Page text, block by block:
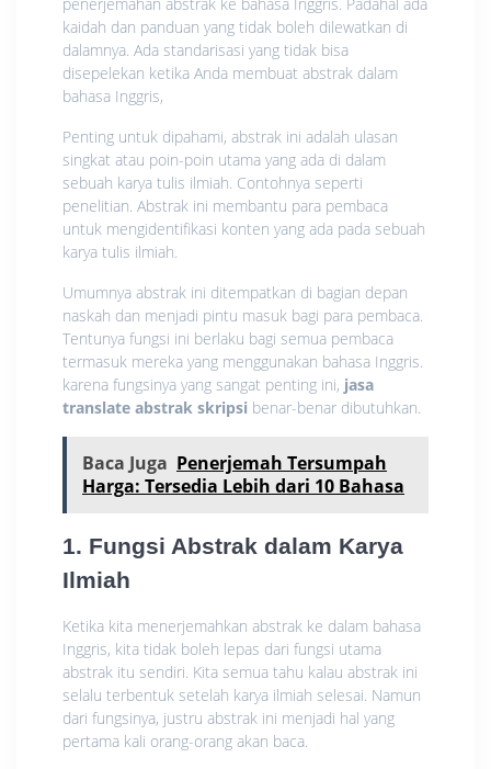
kaidah dan panduan yang tidak boleh dilewatkan di
dalamnya. Ada standarisasi yang tidak bisa
disepelekan ketika Anda membuat abstrak dalam
bahasa Inggris,
Penting untuk dipahami, abstrak ini adalah ulasan
singkat atau poin-poin utama yang ada di dalam
sebuah karya tulis ilmiah. Contohnya seperti
penelitian. Abstrak ini membantu para pembaca
untuk mengidentifikasi konten yang ada pada sebuah
karya tulis ilmiah.
Umumnya abstrak ini ditempatkan di bagian depan
naskah dan menjadi pintu masuk bagi para pembaca.
Tentunya fungsi ini berlaku bagi semua pembaca
termasuk mereka yang menggunakan bahasa Inggris.
karena fungsinya yang sangat penting ini, jasa
translate abstrak skripsi benar-benar dibutuhkan.
Baca Juga Penerjemah Tersumpah
Harga: Tersedia Lebih dari 10 Bahasa
1. Fungsi Abstrak dalam Karya
Ilmiah
Ketika kita menerjemahkan abstrak ke dalam bahasa
Inggris, kita tidak boleh lepas dari fungsi utama
abstrak itu sendiri. Kita semua tahu kalau abstrak ini
selalu terbentuk setelah karya ilmiah selesai. Namun
dari fungsinya, justru abstrak ini menjadi hal yang
pertama kali orang-orang akan baca.